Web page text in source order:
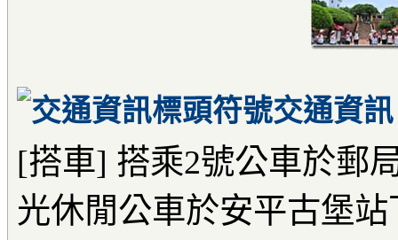
交通資訊
[搭車] 搭乘2號公車於郵
光休閒公車於安平古堡